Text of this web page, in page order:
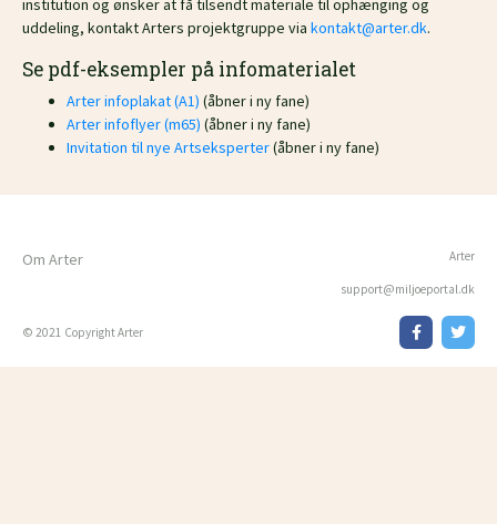
institution og ønsker at få tilsendt materiale til ophænging og
uddeling, kontakt Arters projektgruppe via kontakt@arter.dk.
Se pdf-eksempler på infomaterialet
Arter infoplakat (A1) (åbner i ny fane)
Arter infoflyer (m65) (åbner i ny fane)
Invitation til nye Artseksperter(åbner i ny fane)
Om Arter Arter
support@miljoeportal.dk
© 2021 Copyright Arter